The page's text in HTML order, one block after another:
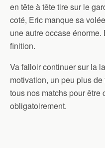
en tête à tête tire sur le
coté, Eric manque sa
une autre occase
finition.
Va falloir continuer sur la
motivation, un peu plus
tous nos matchs pour être
obligatoirement.